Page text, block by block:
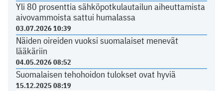
Yli 80 prosenttia sähköpotkulautailun aiheuttamista
aivovammoista sattui humalassa
03.07.2026 10:39
Näiden oireiden vuoksi suomalaiset menevät
lääkäriin
04.05.2026 08:52
Suomalaisen tehohoidon tulokset ovat hyviä
15.12.2025 08:19